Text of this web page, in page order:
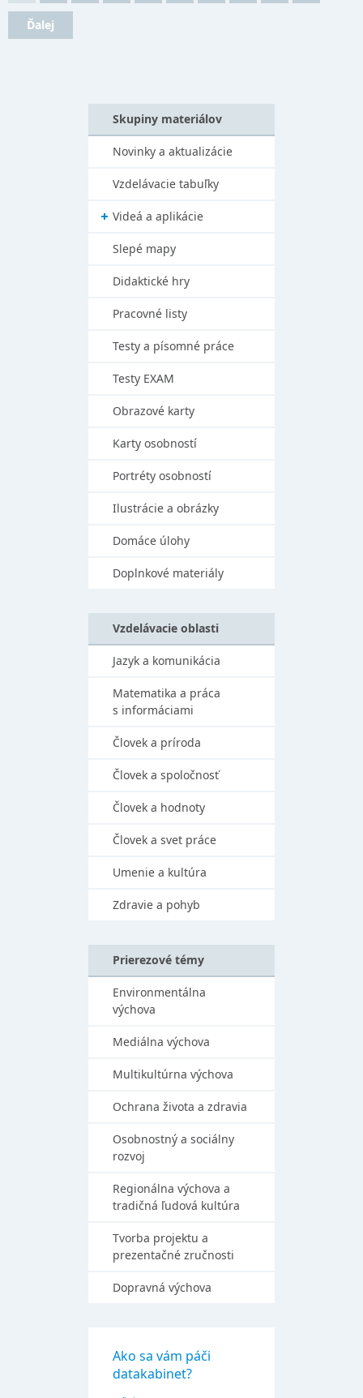
Ďalej
Skupiny materiálov
Novinky a aktualizácie
Vzdelávacie tabuľky
Videá a aplikácie
Slepé mapy
Didaktické hry
Pracovné listy
Testy a písomné práce
Testy EXAM
Obrazové karty
Karty osobností
Portréty osobností
Ilustrácie a obrázky
Domáce úlohy
Doplnkové materiály
Vzdelávacie oblasti
Jazyk a komunikácia
Matematika a práca
s informáciami
Človek a príroda
Človek a spoločnosť
Človek a hodnoty
Človek a svet práce
Umenie a kultúra
Zdravie a pohyb
Prierezové témy
Environmentálna
výchova
Mediálna výchova
Multikultúrna výchova
Ochrana života a zdravia
Osobnostný a sociálny
rozvoj
Regionálna výchova a
tradičná ľudová kultúra
Tvorba projektu a
prezentačné zručnosti
Dopravná výchova
Ako sa vám páči
datakabinet?